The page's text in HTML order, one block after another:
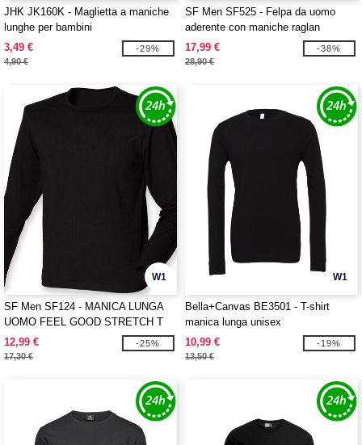
JHK JK160K - Maglietta a maniche
lunghe per bambini
3,49 €
4,90 €
-29%
SF Men SF525 - Felpa da uomo
aderente con maniche raglan
17,99 €
28,90 €
-38%
W1
SF Men SF124 - MANICA LUNGA
UOMO FEEL GOOD STRETCH T
12,99 €
17,30 €
-25%
W1
Bella+Canvas BE3501 - T-shirt
manica lunga unisex
10,99 €
13,50 €
-19%